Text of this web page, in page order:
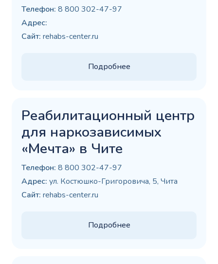
Телефон: 8 800 302-47-97
Адрес:
Сайт: rehabs-center.ru
Подробнее
Реабилитационный центр
для наркозависимых
«Мечта» в Чите
Телефон: 8 800 302-47-97
Адрес: ул. Костюшко-Григоровича, 5, Чита
Сайт: rehabs-center.ru
Подробнее